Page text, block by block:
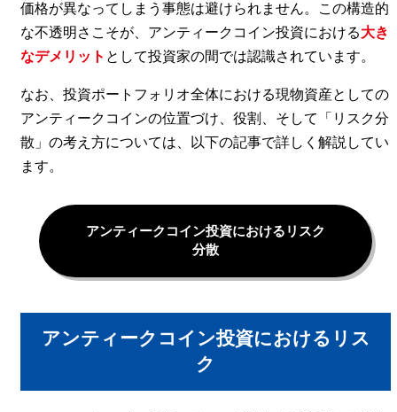
価格が異なってしまう事態は避けられません。この構造的
な不透明さこそが、アンティークコイン投資における大き
なデメリット として投資家の間では認識されています。
なお、投資ポートフォリオ全体における現物資産としての
アンティークコインの位置づけ、役割、そして「リスク分
散」の考え方については、以下の記事で詳しく解説してい
ます。
アンティークコイン投資におけるリスク
分散
アンティークコイン投資におけるリス
ク